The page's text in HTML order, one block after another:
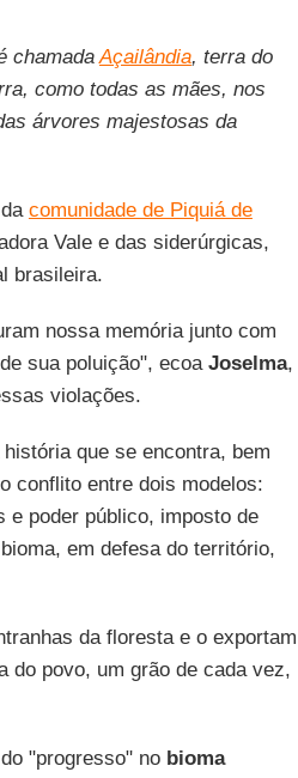
chamadaAçailândia, terra do
como todas as mães, nos
árvores majestosas da
comunidade de Piquiá de
Vale e das siderúrgicas,
brasileira.
nossa memória junto com
sua poluição", ecoa Joselma,
violações.
que se encontra, bem
conflito entre dois modelos:
e poder público, imposto de
em defesa do território,
da floresta e o exportam
do povo, um grão de cada vez,
"progresso" no bioma